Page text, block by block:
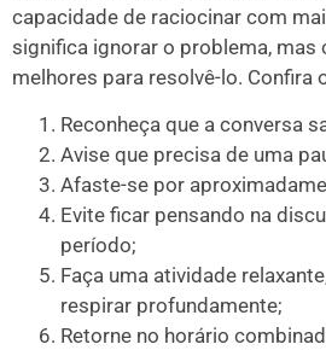
capacidade de raciocinar com
significa ignorar o problema, mas
melhores para resolvê-lo. Confira
Reconheça que a conversa
Avise que precisa de uma
Afaste-se por
Evite ficar pensando na
período;
Faça uma atividade
respirar profundamente;
Retorne no horário